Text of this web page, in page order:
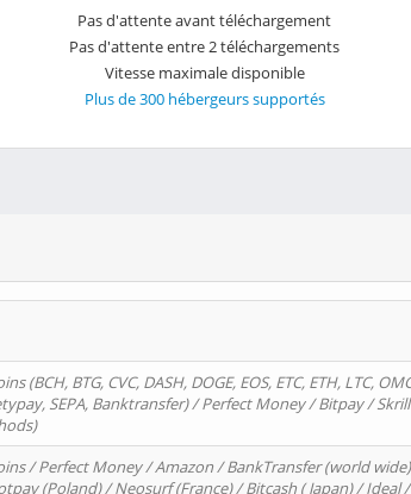
Pas d'attente avant téléchargement
Pas d'attente entre 2 téléchargements
Vitesse maximale disponible
Plus de 300 hébergeurs supportés
BTG, CVC, DASH, DOGE, EOS, ETC, ETH, LTC,
SEPA, Banktransfer) / Perfect Money / Bitpay /
/ Perfect Money / Amazon / BankTransfer (world
(Poland) / Neosurf (France) / Bitcash ( Japan) /